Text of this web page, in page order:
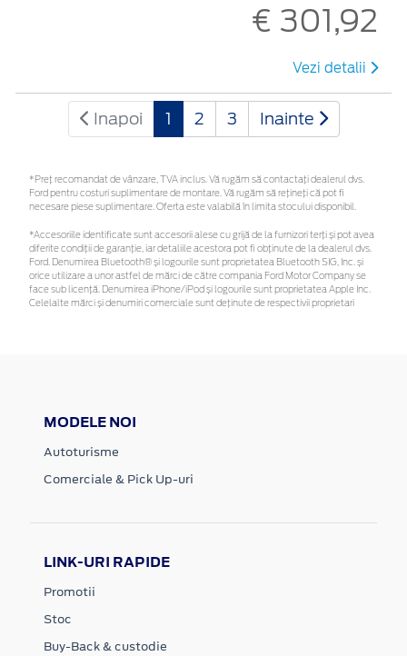
€ 301,92
Vezi detalii
Inapoi 1 2 3 Inainte
*Preţ recomandat de vânzare, TVA inclus. Vă rugăm să contactaţi dealerul dvs.
Ford pentru costuri suplimentare de montare. Vă rugăm să rețineți că pot fi
necesare piese suplimentare. Oferta este valabilă în limita stocului disponibil.
*Accesoriile identificate sunt accesorii alese cu grijă de la furnizori terți și pot avea
diferite condiții de garanție, iar detaliile acestora pot fi obținute de la dealerul dvs.
Ford. Denumirea Bluetooth® și logourile sunt proprietatea Bluetooth SIG, Inc. și
orice utilizare a unor astfel de mărci de către compania Ford Motor Company se
face sub licență. Denumirea iPhone/iPod și logourile sunt proprietatea Apple Inc.
Celelalte mărci și denumiri comerciale sunt deținute de respectivii proprietari
MODELE NOI
Autoturisme
Comerciale & Pick Up-uri
LINK-URI RAPIDE
Promotii
Stoc
Buy-Back & custodie